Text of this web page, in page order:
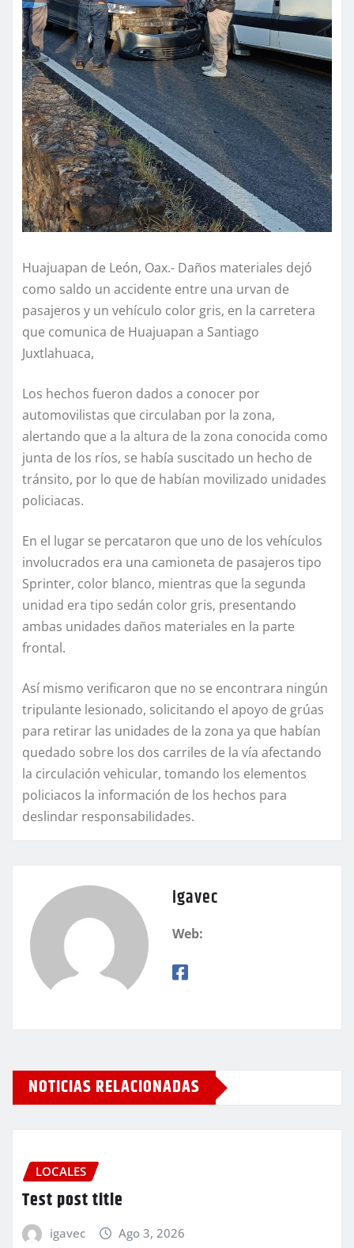
Huajuapan de León, Oax.- Daños materiales dejó
como saldo un accidente entre una urvan de
pasajeros y un vehículo color gris, en la carretera
que comunica de Huajuapan a Santiago
Juxtlahuaca,
Los hechos fueron dados a conocer por
automovilistas que circulaban por la zona,
alertando que a la altura de la zona conocida como
junta de los ríos, se había suscitado un hecho de
tránsito, por lo que de habían movilizado unidades
policiacas.
En el lugar se percataron que uno de los vehículos
involucrados era una camioneta de pasajeros tipo
Sprinter, color blanco, mientras que la segunda
unidad era tipo sedán color gris, presentando
ambas unidades daños materiales en la parte
frontal.
Así mismo verificaron que no se encontrara ningún
tripulante lesionado, solicitando el apoyo de grúas
para retirar las unidades de la zona ya que habían
quedado sobre los dos carriles de la vía afectando
la circulación vehicular, tomando los elementos
policiacos la información de los hechos para
deslindar responsabilidades.
igavec
Web:
NOTICIAS RELACIONADAS
LOCALES
Test post title
igavec Ago 3, 2026